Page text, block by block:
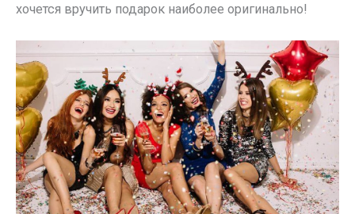
хочется вручить подарок наиболее оригинально!